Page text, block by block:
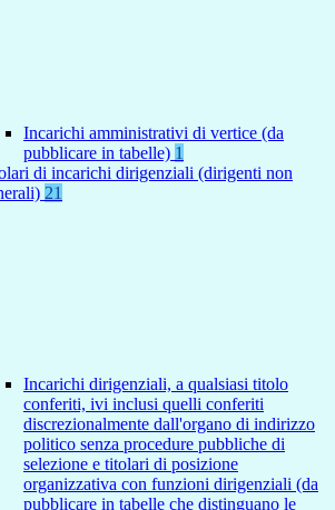
Incarichi amministrativi di vertice (da
pubblicare in tabelle) 1
di incarichi dirigenziali (dirigenti non
21
Incarichi dirigenziali, a qualsiasi titolo
conferiti, ivi inclusi quelli conferiti
discrezionalmente dall'organo di indirizzo
politico senza procedure pubbliche di
selezione e titolari di posizione
organizzativa con funzioni dirigenziali (da
pubblicare in tabelle che distinguano le